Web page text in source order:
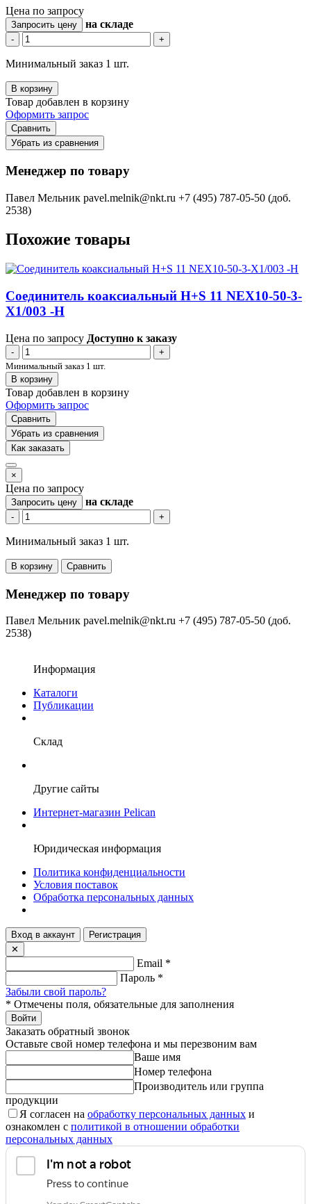
Цена по запросу
Запросить цену на складе
- +
Минимальный заказ 1 шт.
В корзину
Товар добавлен в корзину
Оформить запрос
Сравнить
Убрать из сравнения
Менеджер по товару
Павел Мельник pavel.melnik@nkt.ru +7 (495) 787-05-50 (доб.
2538)
Похожие товары
Соединитель коаксиальный H+S 11 NEX10-50-3-
X1/003 -H
Цена по запросу Доступно к заказу
-
+
Минимальный заказ 1 шт.
В корзину
Товар добавлен в корзину
Оформить запрос
Сравнить
Убрать из сравнения
Как заказать
×
Цена по запросу
Запросить цену на складе
- +
Минимальный заказ 1 шт.
В корзину Сравнить
Менеджер по товару
Павел Мельник pavel.melnik@nkt.ru +7 (495) 787-05-50 (доб.
2538)
Информация
Каталоги
Публикации
Склад
Другие сайты
Интернет-магазин Pelican
Юридическая информация
Политика конфиденциальности
Условия поставок
Обработка персональных данных
Вход в аккаунт
Регистрация
✕
Email *
Пароль *
Забыли свой пароль?
* Отмечены поля, обязательные для заполнения
Войти
Заказать обратный звонок
Оставьте свой номер телефона и мы перезвоним вам
Ваше имя
Номер телефона
Производитель или группа
продукции
Я согласен на обработку персональных данных и
ознакомлен с политикой в отношении обработки
персональных данных